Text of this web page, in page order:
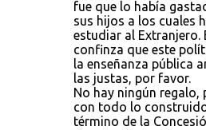
fue que lo había
sus hijos a los cuales
estudiar al Extranjero.
confinza que este
la enseñanza pública
las justas, por favor.
No hay ningún regalo,
con todo lo
término de la